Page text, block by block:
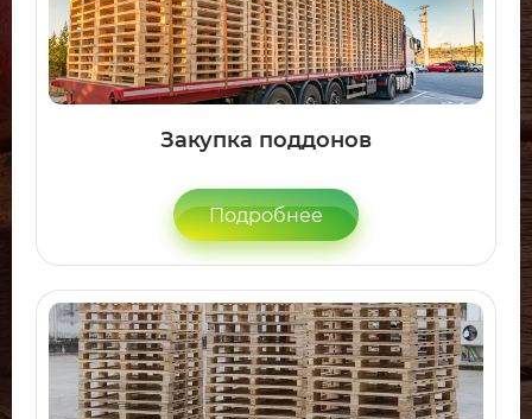
Закупка поддонов
Подробнее